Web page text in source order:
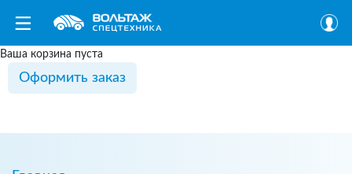
Ваша корзина пуста